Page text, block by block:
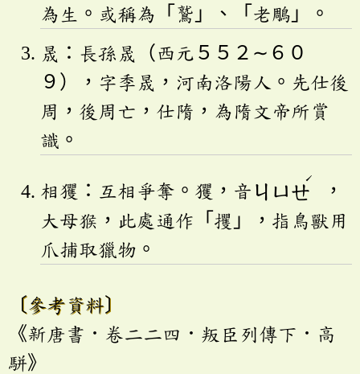
為生。或稱為「鷲」、「老鵰」。
晟：長孫晟（西元５５２∼６０
９），字季晟，河南洛陽人。先仕後
周，後周亡，仕隋，為隋文帝所賞
識。
相玃：互相爭奪。玃，音 ㄐㄩㄝ
ˊ
，
大母猴，此處通作「攫」，指鳥獸用
爪捕取獵物。
〔參考資料〕
《新唐書．卷二二四．叛臣列傳下．高
駢》